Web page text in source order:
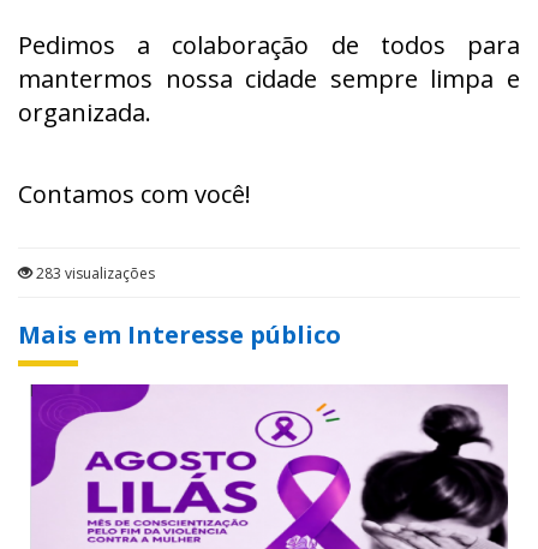
Pedimos a colaboração de todos para
mantermos nossa cidade sempre limpa e
organizada.
Contamos com você!
283 visualizações
Mais em Interesse público